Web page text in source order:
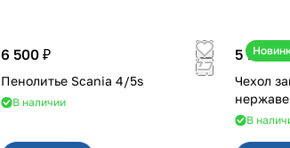
6 500 ₽
Пенолитье Scania 4/5s
В наличии
5 700 ₽
Чехол
В